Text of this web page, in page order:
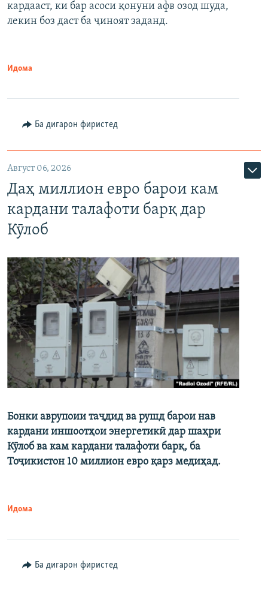
кардааст, ки бар асоси қонуни афв озод шуда,
лекин боз даст ба ҷиноят заданд.
Идома
Ба дигарон фиристед
Август 06, 2026
Даҳ миллион евро барои кам
кардани талафоти барқ дар
Кӯлоб
Бонки аврупоии таҷдид ва рушд барои нав
кардани иншоотҳои энергетикӣ дар шаҳри
Кӯлоб ва кам кардани талафоти барқ, ба
Тоҷикистон 10 миллион евро қарз медиҳад.
Идома
Ба дигарон фиристед